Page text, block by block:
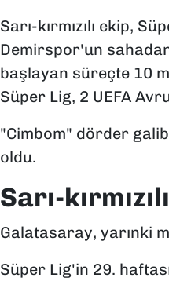
Sarı-kırmızılı ekip,
Demirspor'un
başlayan süreçte 10
Süper Lig, 2 UEFA
"Cimbom" dörder
oldu.
Sarı-
Galatasaray, yarınki
Süper Lig'in 29.